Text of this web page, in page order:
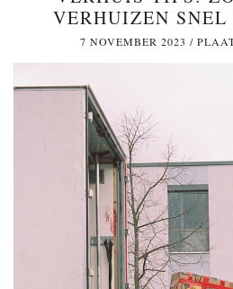
VERHUIZEN SNEL
7 NOVEMBER 2023 /